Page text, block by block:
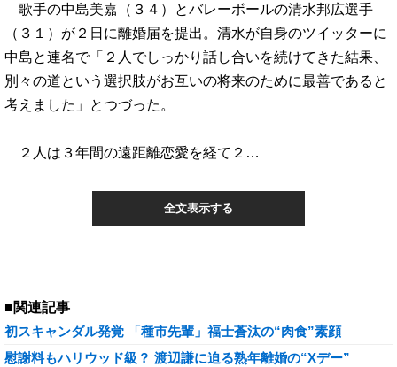
歌手の中島美嘉（３４）とバレーボールの清水邦広選手
（３１）が２日に離婚届を提出。清水が自身のツイッターに
中島と連名で「２人でしっかり話し合いを続けてきた結果、
別々の道という選択肢がお互いの将来のために最善であると
考えました」とつづった。
２人は３年間の遠距離恋愛を経て２…
全文表示する
■関連記事
初スキャンダル発覚 「種市先輩」福士蒼汰の“肉食”素顔
慰謝料もハリウッド級？ 渡辺謙に迫る熟年離婚の“Xデー”